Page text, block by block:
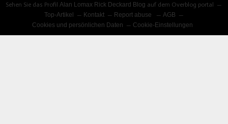
Sehen Sie das ProfilAlan Lomax Rick Deckard Blog auf dem Overblog portal
Top-Artikel
Kontakt Report abuse
AGB
Cookies und persönlichen Daten
Cookie-Einstellungen